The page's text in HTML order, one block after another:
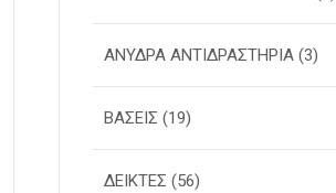
ΑΝΥΔΡΑ ΑΝΤΙΔΡΑΣΤΗΡΙΑ (3)
ΒΑΣΕΙΣ (19)
ΔΕΙΚΤΕΣ (56)